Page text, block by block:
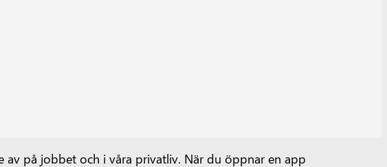
på jobbet och i våra privatliv. När du öppnar en app